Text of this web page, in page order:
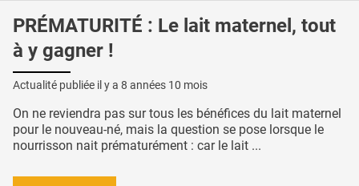
PRÉMATURITÉ : Le lait maternel, tout
à y gagner !
Actualité publiée il y a 8 années 10 mois
On ne reviendra pas sur tous les bénéfices du lait maternel
pour le nouveau-né, mais la question se pose lorsque le
nourrisson nait prématurément : car le lait ...